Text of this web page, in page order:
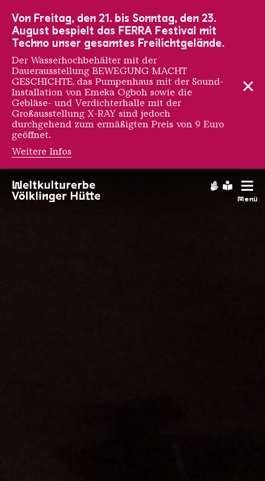
Menü
Ferrodrom
Von Freitag, den 21. bis Sonntag, den 23.
August bespielt das FERRA Festival mit
Techno unser gesamtes Freilichtgelände.
Der Wasserhochbehälter mit der
Dauerausstellung BEWEGUNG MACHT
GESCHICHTE, das Pumpenhaus mit der Sound-
Installation von Emeka Ogboh sowie die
Gebläse- und Verdichterhalle mit der
Großausstellung X-RAY sind jedoch
durchgehend zum ermäßigten Preis von 9 Euro
geöffnet.
Weitere Infos